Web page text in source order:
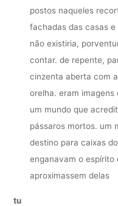
postos naqueles
fachadas das casas
não existiria,
contar. de repente,
cinzenta aberta com
orelha. eram imagens
um mundo que
pássaros mortos. um
destino para caixas
enganavam o espírito
aproximassem delas
tu